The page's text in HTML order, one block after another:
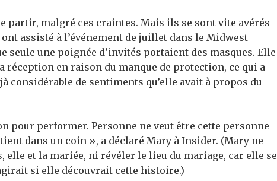
partir, malgré ces craintes. Mais ils se sont vite avérés
assisté à l’événement de juillet dans le Midwest
seule une poignée d’invités portaient des masques. Elle
réception en raison du manque de protection, ce qui a
considérable de sentiments qu’elle avait à propos du
pour performer. Personne ne veut être cette personne
dans un coin », a déclaré Mary à Insider. (Mary ne
et la mariée, ni révéler le lieu du mariage, car elle se
si elle découvrait cette histoire.)